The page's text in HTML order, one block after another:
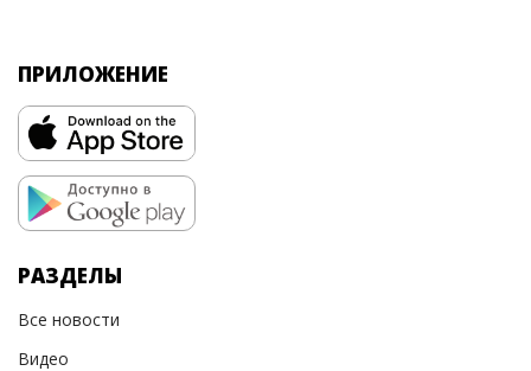
ПРИЛОЖЕНИЕ
РАЗДЕЛЫ
Все новости
Видео